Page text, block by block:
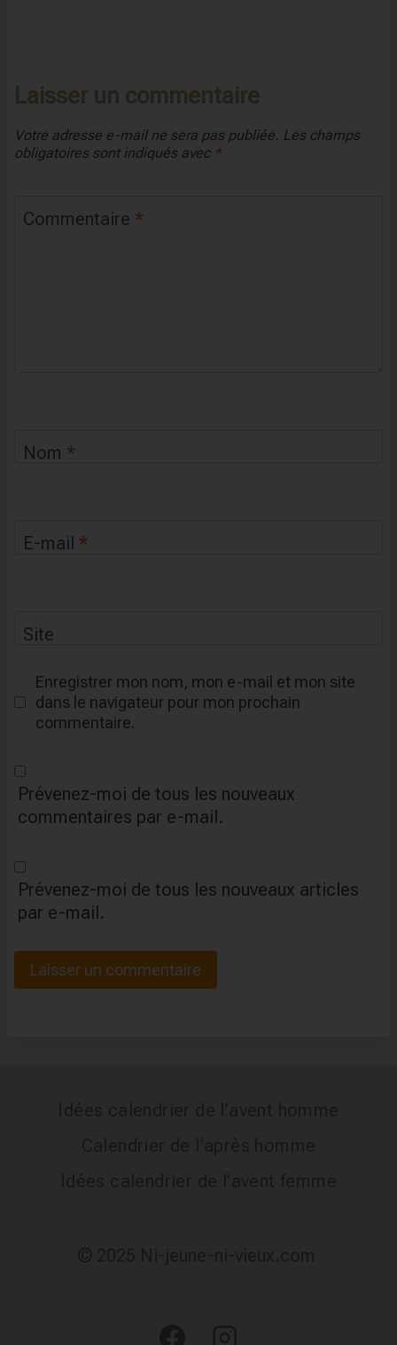
Laisser un commentaire
Votre adresse e-mail ne sera pas publiée. Les champs
obligatoires sont indiqués avec *
Commentaire *
Nom *
E-mail *
Site
Enregistrer mon nom, mon e-mail et mon site
dans le navigateur pour mon prochain
commentaire.
Prévenez-moi de tous les nouveaux
commentaires par e-mail.
Prévenez-moi de tous les nouveaux articles
par e-mail.